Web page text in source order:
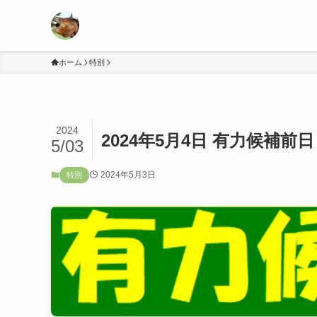
ホーム 特別
2024年5月4日 有力候補前日
2024
5/03
特別 2024年5月3日